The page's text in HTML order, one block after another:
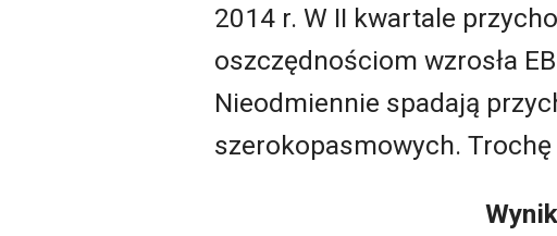
2014 r. W II kwartale
oszczędnościom wzrosła
Nieodmiennie spadają
szerokopasmowych.